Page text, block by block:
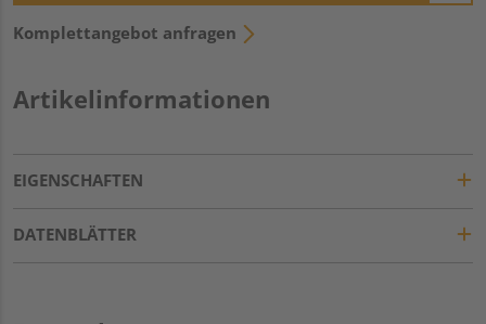
Komplettangebot anfragen
Artikelinformationen
EIGENSCHAFTEN
DATENBLÄTTER